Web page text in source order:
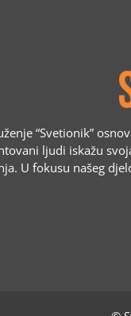
“Svetionik”
ljudi iskažu
U fokusu našeg